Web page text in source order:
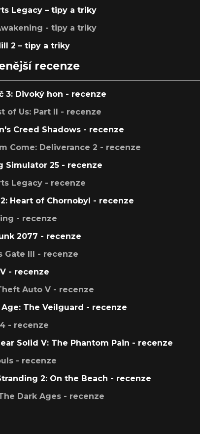
Legacy – tipy a triky
- tipy a triky
2 – tipy a triky
recenze
3: Divoký hon - recenze
of Us: Part II - recenze
Creed Shadows - recenze
Come: Deliverance 2 - recenze
Simulator 25 - recenze
Legacy - recenze
Heart of Chornobyl - recenze
- recenze
2077 - recenze
Gate III - recenze
- recenze
Auto V - recenze
Age: The Veilguard - recenze
- recenze
Solid V: The Phantom Pain - recenze
- recenze
2: On the Beach - recenze
Dark Ages - recenze